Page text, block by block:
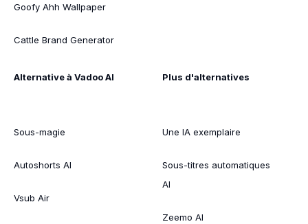
Goofy Ahh Wallpaper
Cattle Brand Generator
Alternative à Vadoo AI
Sous-magie
Autoshorts AI
Vsub Air
Plus d'alternatives
Une IA exemplaire
Sous-titres automatiques
AI
Zeemo AI